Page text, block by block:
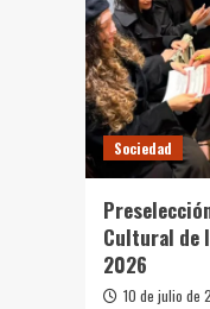
Sociedad
Cultural de
2026
10 de julio de